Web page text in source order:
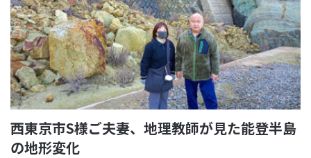
西東京市S様ご夫妻、地理教師が見た能登半島
の地形変化